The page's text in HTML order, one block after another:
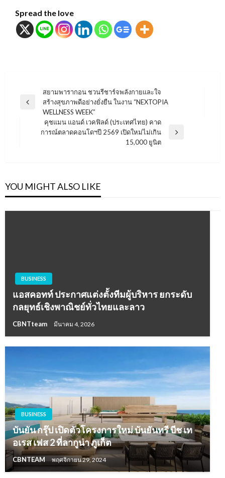
Spread the love
แนะแนว
เรื่อง
Previous
สยามพารากอน ชวนรีชาร์จพลังกายและใจ
สร้างสุขภาพดีอย่างยั่งยืน ในงาน “NEXTOPIA
WELLNESS WEEK”
Next
คุชแมน แอนด์ เวคฟิลด์ (ประเทศไทย) คาด
การณ์ตลาดคอนโดฯปี 2569 เปิดใหม่ไม่เกิน
15,000 ยูนิต
YOU MIGHT ALSO LIKE
BUSINESS
แอสคอทท์ ประกาศแต่งตั้งทีมผู้บริหาร ยกระดับ
กลยุทธ์เชิงพาณิชย์ทั่วไทยและลาว
CBNTteam มีนาคม 4, 2026
BUSINESS
บันยัน กรุ๊ป เปิดตัวโครงการใหม่ บันยันทรี บีช เท
อเรส เฟส 2 ที่ลากูน่า ภูเก็ต
CBNTEAM พฤศจิกายน 29, 2024